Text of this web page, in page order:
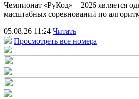
Чемпионат «РуКод» – 2026 является
масштабных соревнований по
05.08.26 11:24 Читать
Просмотреть все номера